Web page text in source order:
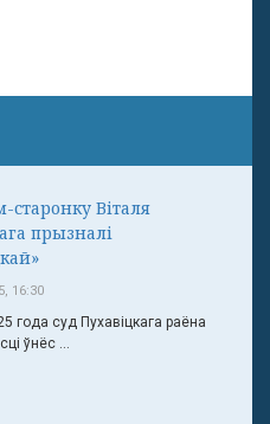
старонку Віталя
прызналі
16:30
года суд Пухавіцкага раёна
ўнёс ...